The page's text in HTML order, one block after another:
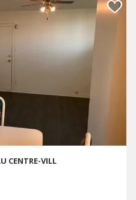
CENTRE-VILL